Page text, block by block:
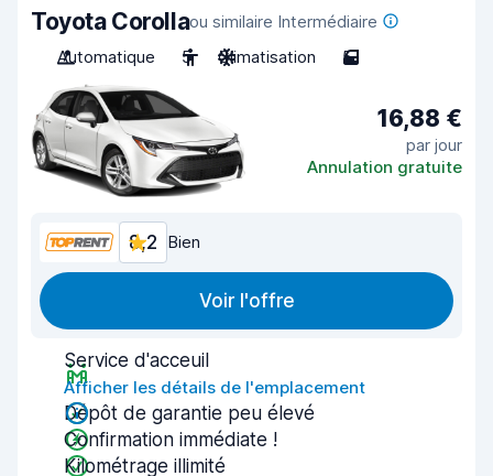
Toyota Corollaou similaire Intermédiaire
Automatique
5 Climatisation 5
16,88 €
par jour
Annulation gratuite
8,2 Bien
Voir l'offre
Service d'acceuil
Afficher les détails de l'emplacement
Dépôt de garantie peu élevé
Confirmation immédiate !
Kilométrage illimité